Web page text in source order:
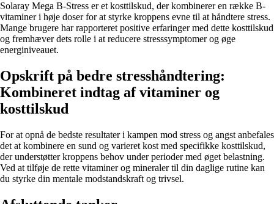
Solaray Mega B-Stress er et kosttilskud, der kombinerer en række B-
vitaminer i høje doser for at styrke kroppens evne til at håndtere stress.
Mange brugere har rapporteret positive erfaringer med dette kosttilskud
og fremhæver dets rolle i at reducere stresssymptomer og øge
energiniveauet.
Opskrift på bedre stresshåndtering:
Kombineret indtag af vitaminer og
kosttilskud
For at opnå de bedste resultater i kampen mod stress og angst anbefales
det at kombinere en sund og varieret kost med specifikke kosttilskud,
der understøtter kroppens behov under perioder med øget belastning.
Ved at tilføje de rette vitaminer og mineraler til din daglige rutine kan
du styrke din mentale modstandskraft og trivsel.